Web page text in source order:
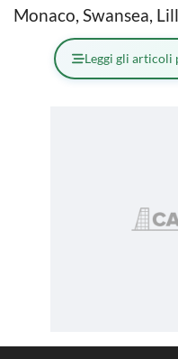
Monaco, Swansea,
Leggi gli articoli